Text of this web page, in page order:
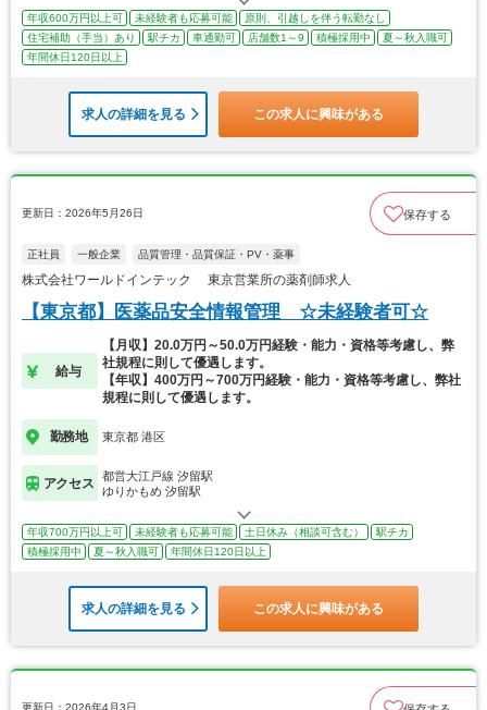
年収600万円以上可 未経験者も応募可能
原則、引越しを伴う転勤なし
住宅補助（手当）あり
駅チカ 車通勤可 店舗数1～9 積極採用中
夏～秋入職可
年間休日120日以上
求人の詳細を見る この求人に興味がある
更新日：2026年5月26日 保存する
正社員 一般企業 品質管理・品質保証・PV・薬事
株式会社ワールドインテック 東京営業所の薬剤師求人
【東京都】医薬品安全情報管理 ☆未経験者可☆
給与
【月収】20.0万円～50.0万円経験・能力・資格等考慮し、弊
社規程に則して優遇します。
【年収】400万円～700万円経験・能力・資格等考慮し、弊社
規程に則して優遇します。
勤務地 東京都 港区
アクセス
都営大江戸線 汐留駅
ゆりかもめ 汐留駅
年収700万円以上可 未経験者も応募可能 土日休み（相談可含む）
駅チカ
積極採用中
夏～秋入職可 年間休日120日以上
求人の詳細を見る この求人に興味がある
更新日：2026年4月3日